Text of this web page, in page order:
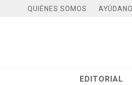
QUIÉNES SOMOS
EDITORIAL